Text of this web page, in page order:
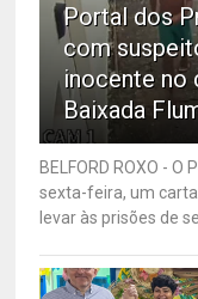
Portal dos
com
inocente no
Baixada
BELFORD ROXO -
sexta-feira, um
levar às prisões de